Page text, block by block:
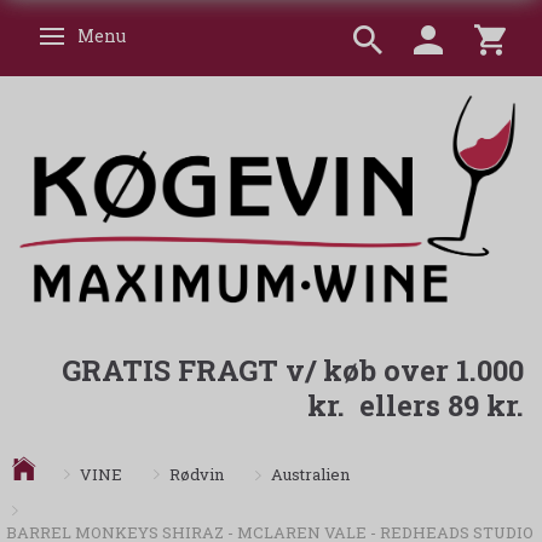
Skifte navigation
Menu
GRATIS FRAGT v/ køb over 1.000
kr. ellers 89 kr.
VINE Rødvin Australien
BARREL MONKEYS SHIRAZ - MCLAREN VALE - REDHEADS STUDIO